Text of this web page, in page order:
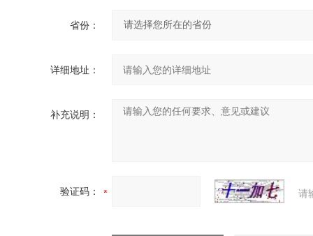
省份：
详细地址：
补充说明：
验证码： 请